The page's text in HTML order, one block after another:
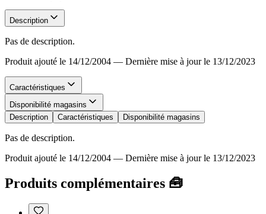
Description
Pas de description.
Produit ajouté le 14/12/2004 — Dernière mise à jour le 13/12/2023
Caractéristiques
Disponibilité magasins
Description
Caractéristiques Disponibilité magasins
Pas de description.
Produit ajouté le 14/12/2004 — Dernière mise à jour le 13/12/2023
Produits complémentaires 🧰